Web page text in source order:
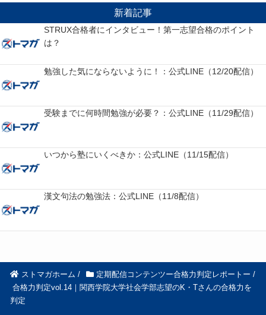
新着記事
STRUX合格者にインタビュー！第一志望合格のポイント
は？
勉強した気にならないように！：公式LINE（12/20配信）
受験までに何時間勉強が必要？：公式LINE（11/29配信）
いつから塾にいくべきか：公式LINE（11/15配信）
漢文句法の勉強法：公式LINE（11/8配信）
ストマガホーム / 定期配信コンテンツー合格力判定レポートー /
合格力判定vol.14｜関西学院大学社会学部志望のK・Tさんの合格力を
判定